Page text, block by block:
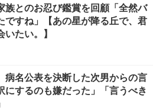
族とのお忍び鑑賞を回顧「全然バ
ですね」【あの星が降る丘で、君
いたい。】
病名公表を決断した次男からの言
にするのも嫌だった」「言うべき